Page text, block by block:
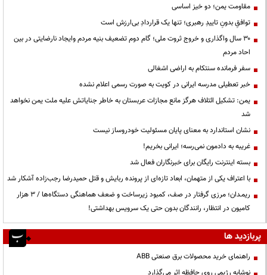
مقاومت یمن؛ دو خیز اساسی
توافقِ بدونِ تاییدِ رهبری؛ تنها یک قراردادِ بی‌ارزش است
۳۰ سال واگذاری و خروج ثروت ملی؛ گام دوم تضعیف بنیه مردم وایجاد نارضایتی در بین
احاد مردم
سفر فرمانده سنتکام به اراضی اشغالی
خبر تعطیلی مدرسه ایرانی در کویت به صورت رسمی اعلام نشده
یمن: تشکیل ائتلاف هرگز مانع مجازات عربستان به خاطر جنایاتش علیه ملت یمن نخواهد
شد
نشان استاندارد به معنای پایان مسئولیت خودروساز نیست
غریبه به دادمون نمی‌رسه؛ ایرانی بخریم!
بسته اینترنت رایگان برای خبرنگاران فعال شد
با اعتراف یکی از متهمان، ابعاد تازه‌ای از پرونده ربایش و قتل حمیدرضا رجب‌زاده آشکار شد
ریمـدان؛ مرزی گرفتار در صف، کمبود زیرساخت و ضعف هماهنگی دستگاه‌ها / ۳ هزار
کامیون در انتظار، رانندگان بدون حتی یک سرویس بهداشتی!
پربازدید ها
راهنمای خرید محصولات برق صنعتی ABB
نوشابه رژیمی روی حافظه اثر می‌گذارد